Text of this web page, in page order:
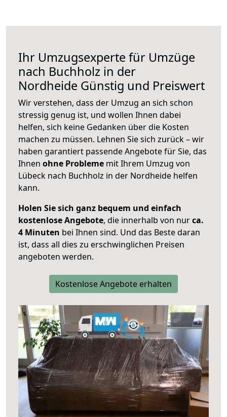
Ihr Umzugsexperte für Umzüge
nach Buchholz in der
Nordheide Günstig und Preiswert
Wir verstehen, dass der Umzug an sich schon
stressig genug ist, und wollen Ihnen dabei
helfen, sich keine Gedanken über die Kosten
machen zu müssen. Lehnen Sie sich zurück – wir
haben garantiert passende Angebote für Sie, das
Ihnen ohne Probleme mit Ihrem Umzug von
Lübeck nach Buchholz in der Nordheide helfen
kann.
Holen Sie sich ganz bequem und einfach
kostenlose Angebote, die innerhalb von nurca.
4 Minuten bei Ihnen sind. Und das Beste daran
ist, dass all dies zu erschwinglichen Preisen
angeboten werden.
Kostenlose Angebote erhalten